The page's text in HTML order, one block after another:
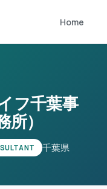
Home
フ千葉事
）
千葉県